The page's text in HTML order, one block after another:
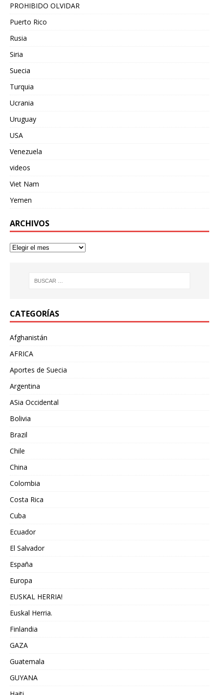
PROHIBIDO OLVIDAR
Puerto Rico
Rusia
Siria
Suecia
Turquia
Ucrania
Uruguay
USA
Venezuela
videos
Viet Nam
Yemen
ARCHIVOS
CATEGORÍAS
Afghanistán
AFRICA
Aportes de Suecia
Argentina
ASia Occidental
Bolivia
Brazil
Chile
China
Colombia
Costa Rica
Cuba
Ecuador
El Salvador
España
Europa
EUSKAL HERRIA!
Euskal Herria.
Finlandia
GAZA
Guatemala
GUYANA